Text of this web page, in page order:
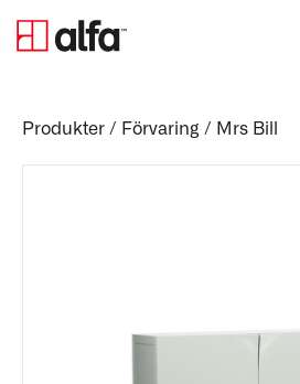
Produkter / Förvaring / Mrs Bill